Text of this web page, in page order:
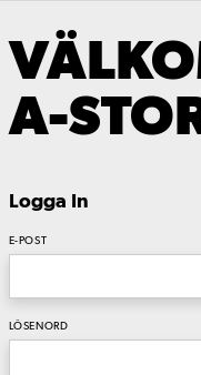
A-
Logga In
E-POST
LÖSENORD